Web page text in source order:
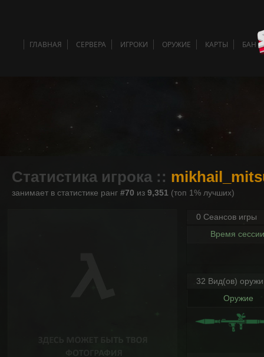
ГЛАВНАЯ СЕРВЕРА ИГРОКИ ОРУЖИЕ КАРТЫ БАН
Статистика игрока ::
занимает в статистике ранг #70 из 9,351 (топ 1% лучших)
0 Сеансов игры
Время
32 Вид(ов)
Оружие